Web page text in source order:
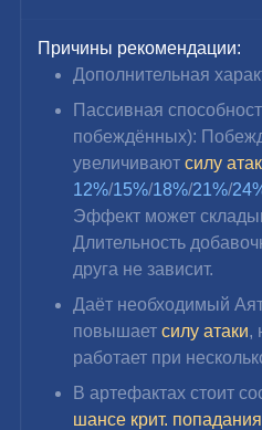
Причины рекомендации:
Дополнительная
Пассивная
побеждённых):
увеличивают силу
12%/15%/18%/21%/
Эффект может
Длительность
друга не зависит.
Даёт необходимый
повышает силу атаки,
работает при
В артефактах стоит
шансе крит. попадания